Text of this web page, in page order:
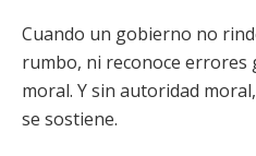
Cuando un gobierno no
rumbo, ni reconoce errores
moral. Y sin autoridad
se sostiene.